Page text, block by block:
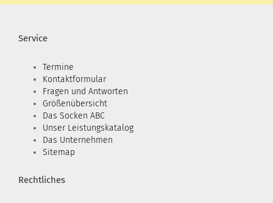
Service
Termine
Kontaktformular
Fragen und Antworten
Größenübersicht
Das Socken ABC
Unser Leistungskatalog
Das Unternehmen
Sitemap
Rechtliches